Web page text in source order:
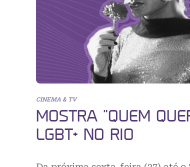
CINEMA & TV
MOSTRA “QUEM
LGBT+ NO RIO